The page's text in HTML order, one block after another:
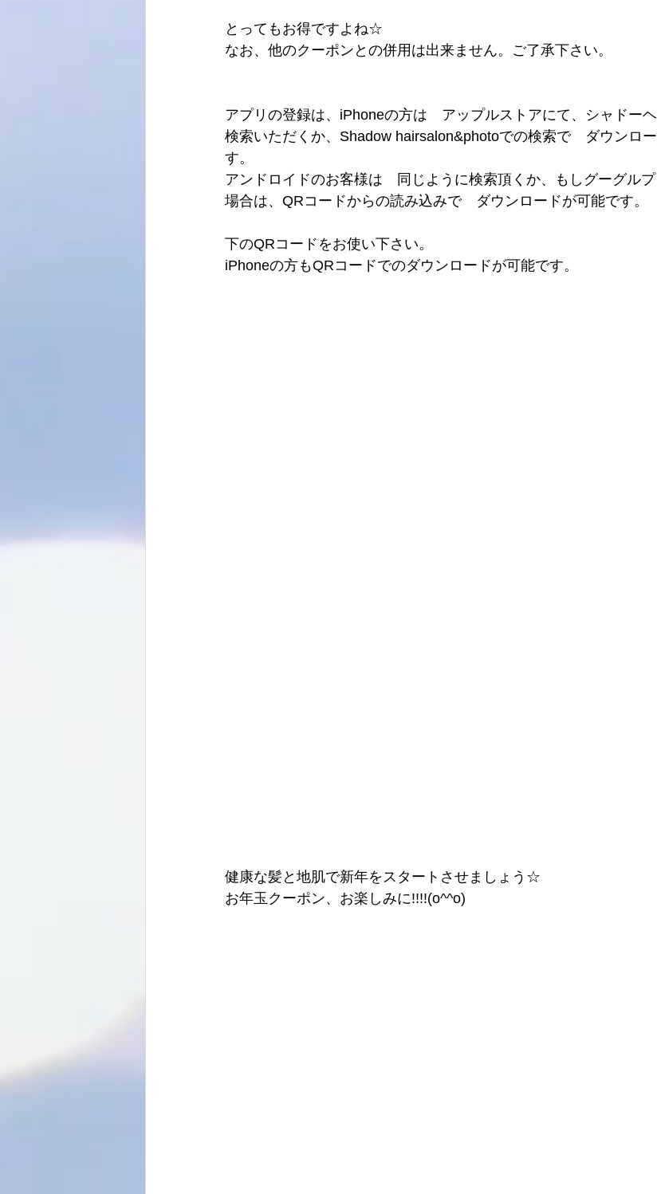
とってもお得ですよね☆
なお、他のクーポンとの併用は出来ません。ご了承下さい。
アプリの登録は、iPhoneの方は　アップルストアにて、シャドー
検索いただくか、Shadow hairsalon&photoでの検索で　ダウンロ
す。
アンドロイドのお客様は　同じように検索頂くか、もしグーグル
場合は、QRコードからの読み込みで　ダウンロードが可能です。
下のQRコードをお使い下さい。
iPhoneの方もQRコードでのダウンロードが可能です。
健康な髪と地肌で新年をスタートさせましょう☆
お年玉クーポン、お楽しみに!!!!(o^^o)